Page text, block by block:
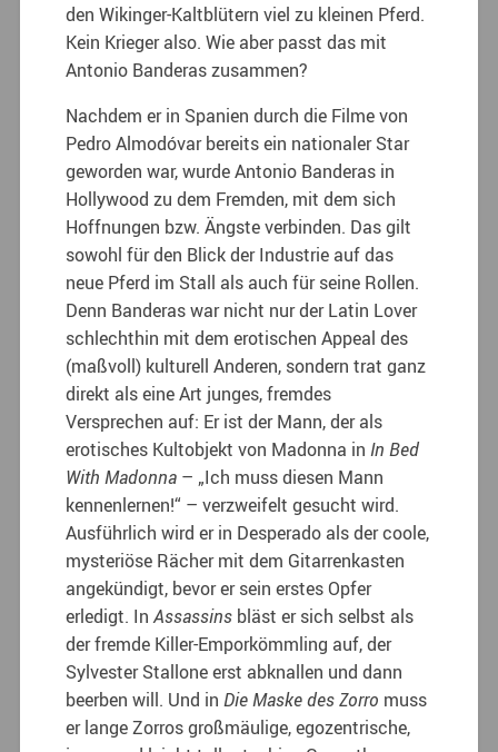
den Wikinger-Kaltblütern viel zu kleinen Pferd.
Kein Krieger also. Wie aber passt das mit
Antonio Banderas zusammen?
Nachdem er in Spanien durch die Filme von
Pedro Almodóvar bereits ein nationaler Star
geworden war, wurde Antonio Banderas in
Hollywood zu dem Fremden, mit dem sich
Hoffnungen bzw. Ängste verbinden. Das gilt
sowohl für den Blick der Industrie auf das
neue Pferd im Stall als auch für seine Rollen.
Denn Banderas war nicht nur der Latin Lover
schlechthin mit dem erotischen Appeal des
(maßvoll) kulturell Anderen, sondern trat ganz
direkt als eine Art junges, fremdes
Versprechen auf: Er ist der Mann, der als
erotisches Kultobjekt von Madonna inIn Bed
With Madonna – „Ich muss diesen Mann
kennenlernen!“ – verzweifelt gesucht wird.
Ausführlich wird er in Desperado als der coole,
mysteriöse Rächer mit dem Gitarrenkasten
angekündigt, bevor er sein erstes Opfer
erledigt. InAssassins bläst er sich selbst als
der fremde Killer-Emporkömmling auf, der
Sylvester Stallone erst abknallen und dann
beerben will. Und in Die Maske des Zorro muss
er lange Zorros großmäulige, egozentrische,